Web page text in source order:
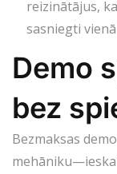
reizinātājus,
sasniegti
Demo
bez
Bezmaksas